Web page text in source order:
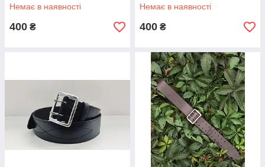
Немає в наявності
400 ₴
Немає в наявності
400 ₴